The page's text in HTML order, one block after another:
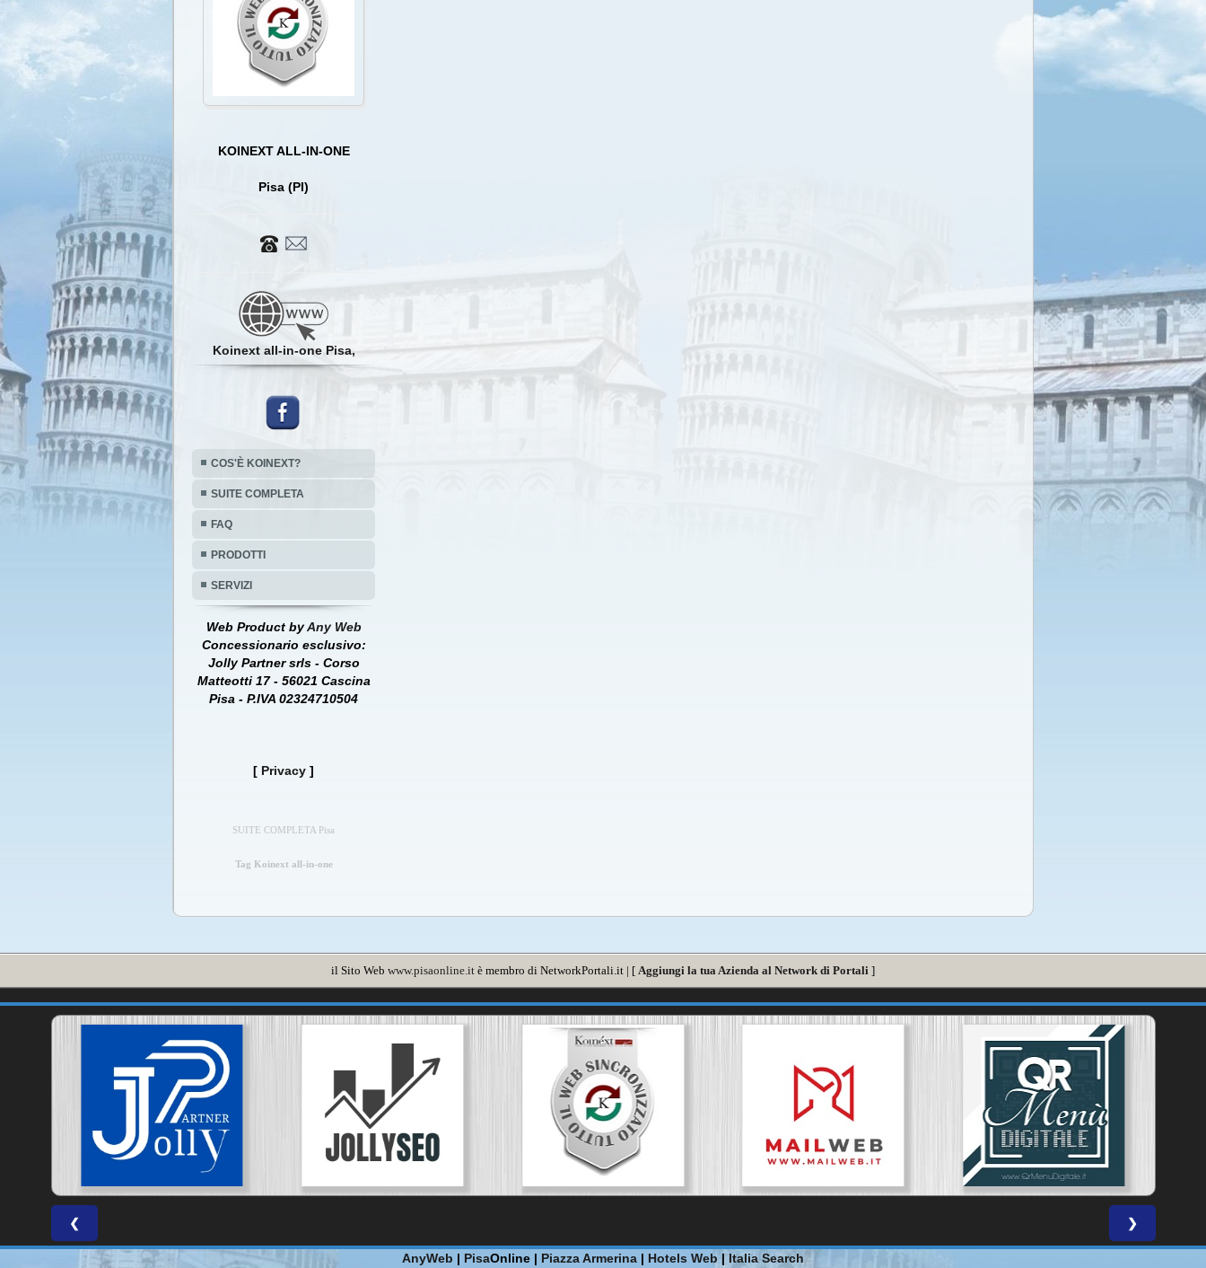
KOINEXT ALL-IN-ONE
Pisa (PI)
Koinext all-in-one Pisa,
COS'È KOINEXT?
SUITE COMPLETA
FAQ
PRODOTTI
SERVIZI
Web Product byAny Web
Concessionario esclusivo:
Jolly Partner srls - Corso
Matteotti 17 - 56021 Cascina
Pisa - P.IVA 02324710504
[ Privacy ]
SUITE COMPLETA Pisa
Tag Koinext all-in-one
il Sito Web www.pisaonline.it è membro di NetworkPortali.it | [ Aggiungi la tua Azienda al Network di Portali ]
❮ ❯
AnyWeb | PisaOnline | Piazza Armerina | Hotels Web| Italia Search